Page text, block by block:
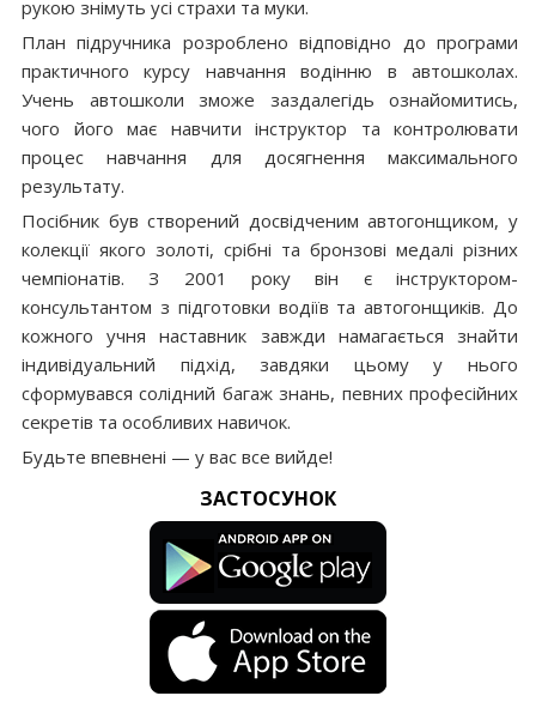
рукою знімуть усі страхи та муки.
План підручника розроблено відповідно до програми
практичного курсу навчання водінню в автошколах.
Учень автошколи зможе заздалегідь ознайомитись,
чого його має навчити інструктор та контролювати
процес навчання для досягнення максимального
результату.
Посібник був створений досвідченим автогонщиком, у
колекції якого золоті, срібні та бронзові медалі різних
чемпіонатів. З 2001 року він є інструктором-
консультантом з підготовки водіїв та автогонщиків. До
кожного учня наставник завжди намагається знайти
індивідуальний підхід, завдяки цьому у нього
сформувався солідний багаж знань, певних професійних
секретів та особливих навичок.
Будьте впевнені — у вас все вийде!
ЗАСТОСУНОК